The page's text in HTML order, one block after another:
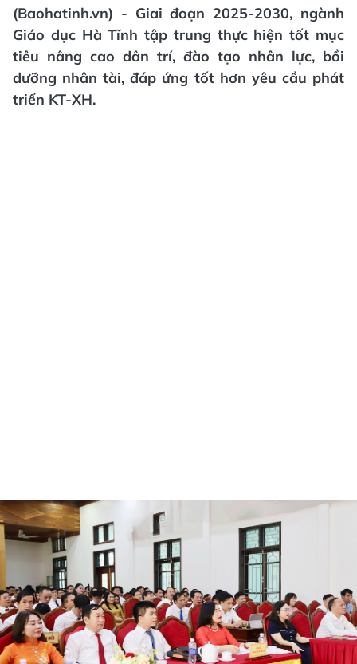
(Baohatinh.vn) - Giai đoạn 2025-2030, ngành
Giáo dục Hà Tĩnh tập trung thực hiện tốt mục
tiêu nâng cao dân trí, đào tạo nhân lực, bồi
dưỡng nhân tài, đáp ứng tốt hơn yêu cầu phát
triển KT-XH.